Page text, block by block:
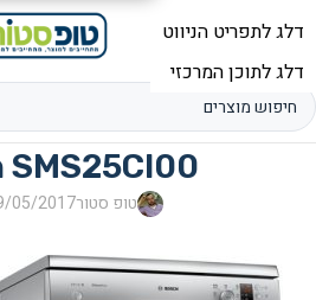
תפריט
SMS25CI00
טופ סטור05/2017